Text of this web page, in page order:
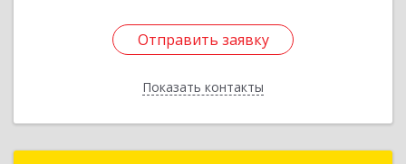
Отправить заявку
Показать контакты
Отправить заявку
Назад